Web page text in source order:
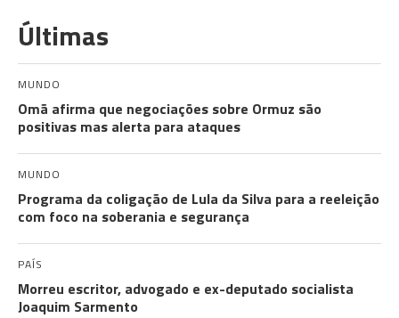
Últimas
MUNDO
Omã afirma que negociações sobre Ormuz são
positivas mas alerta para ataques
MUNDO
Programa da coligação de Lula da Silva para a reeleição
com foco na soberania e segurança
PAÍS
Morreu escritor, advogado e ex-deputado socialista
Joaquim Sarmento